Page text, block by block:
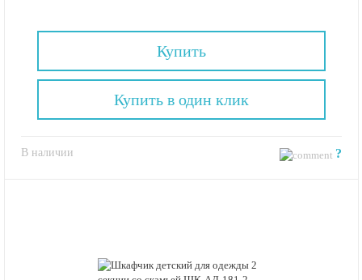
Купить
В наличии ?
Купить в один клик